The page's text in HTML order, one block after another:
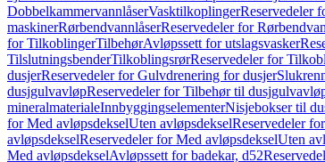
DobbelkammervannlåserVasktilkoplingerReservedeler
maskinerRørbendvannlåserReservedeler for
for TilkoblingerTilbehørAvløpssett for utslagsvasker
TilslutningsbenderTilkoblingsrørReservedeler for
dusjerReservedeler for Gulvdrenering for dusjer
dusjgulvavløpReservedeler for Tilbehør til
mineralmaterialeInnbyggingselementerNisjebokser til
for Med avløpsdekselUten avløpsdekselReservedeler
avløpsdekselReservedeler for Med avløpsdekselUten
Med avløpsdekselAvløpssett for badekar, d52